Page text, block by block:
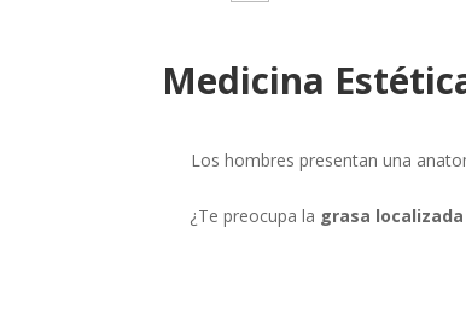
Medicina
Los hombres presentan una
¿Te preocupa la grasa localizada